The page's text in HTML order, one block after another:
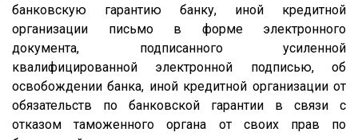
банковскую гарантию банку, иной кредитной
организации письмо в форме электронного
документа, подписанного усиленной
квалифицированной электронной подписью, об
освобождении банка, иной кредитной организации от
обязательств по банковской гарантии в связи с
отказом таможенного органа от своих прав по